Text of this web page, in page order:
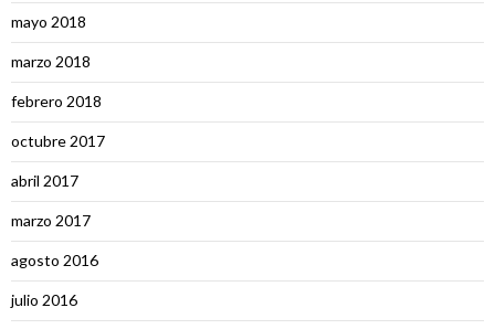
mayo 2018
marzo 2018
febrero 2018
octubre 2017
abril 2017
marzo 2017
agosto 2016
julio 2016